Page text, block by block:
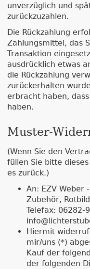
unverzüglich und
zurückzuzahlen.
Die Rückzahlung
Zahlungsmittel, das
Transaktion
ausdrücklich etwas
die Rückzahlung
zurückerhalten
erbracht haben,
haben.
Muster-
(Wenn Sie den
füllen Sie bitte
es zurück.)
An: EZV Weber
Zubehör,
Telefax: 06282-
Hiermit
mir/uns (*)
Kauf der
der folgenden